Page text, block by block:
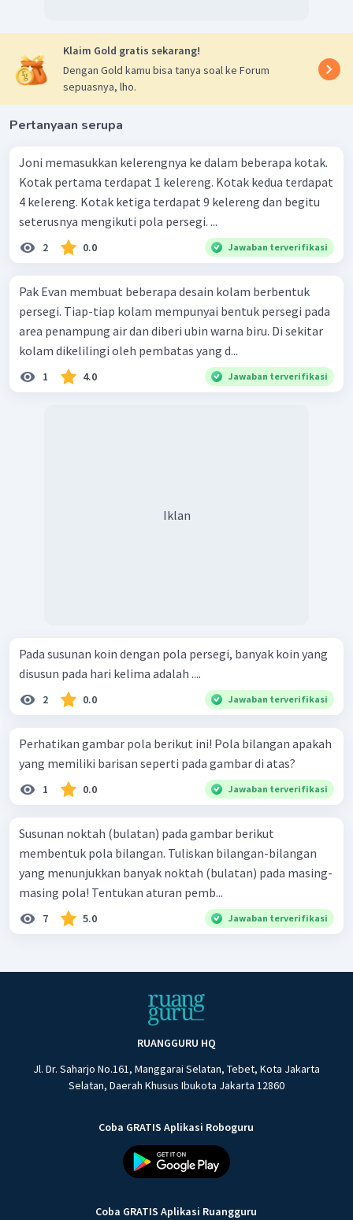
Klaim Gold gratis sekarang!
Dengan Gold kamu bisa tanya soal ke Forum
sepuasnya, lho.
Pertanyaan serupa
Joni memasukkan kelerengnya ke dalam beberapa kotak.
Kotak pertama terdapat 1 kelereng. Kotak kedua terdapat
4 kelereng. Kotak ketiga terdapat 9 kelereng dan begitu
seterusnya mengikuti pola persegi. ...
2 0.0 Jawaban terverifikasi
Pak Evan membuat beberapa desain kolam berbentuk
persegi. Tiap-tiap kolam mempunyai bentuk persegi pada
area penampung air dan diberi ubin warna biru. Di sekitar
kolam dikelilingi oleh pembatas yang d...
1 4.0 Jawaban terverifikasi
Iklan
Pada susunan koin dengan pola persegi, banyak koin yang
disusun pada hari kelima adalah ....
2 0.0 Jawaban terverifikasi
Perhatikan gambar pola berikut ini! Pola bilangan apakah
yang memiliki barisan seperti pada gambar di atas?
1 0.0 Jawaban terverifikasi
Susunan noktah (bulatan) pada gambar berikut
membentuk pola bilangan. Tuliskan bilangan-bilangan
yang menunjukkan banyak noktah (bulatan) pada masing-
masing pola! Tentukan aturan pemb...
7 5.0 Jawaban terverifikasi
RUANGGURU HQ
Jl. Dr. Saharjo No.161, Manggarai Selatan, Tebet, Kota Jakarta
Selatan, Daerah Khusus Ibukota Jakarta 12860
Coba GRATIS Aplikasi Roboguru
Coba GRATIS Aplikasi Ruangguru